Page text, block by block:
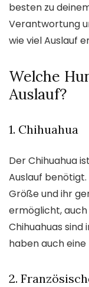
besten zu
Verantwortung
wie viel Auslauf
Welche
Auslauf?
1. Chihuahua
Der Chihuahua
Auslauf
Größe und ihr
ermöglicht, auch
Chihuahuas
haben auch eine
2.